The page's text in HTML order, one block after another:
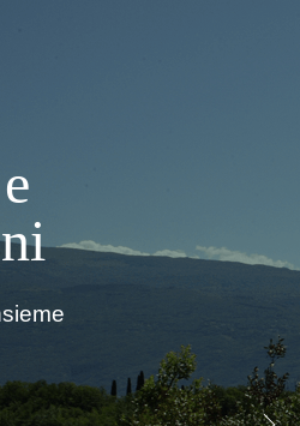
Ristorante